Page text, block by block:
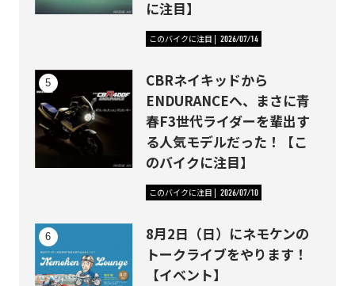
に注目】
このバイクに注目 2026/07/14
CBRネイキッドから
ENDURANCEへ、まさに青
春F3世代ライダーを輩出す
る人気モデルだった！【こ
のバイクに注目】
このバイクに注目 2026/07/10
8月2日（日）にネモケンの
トークライブをやります！
【イベント】